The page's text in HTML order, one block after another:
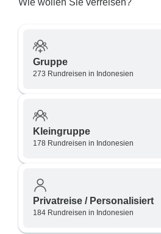
Wie wollen Sie verreisen?
Gruppe
273 Rundreisen in Indonesien
Kleingruppe
178 Rundreisen in Indonesien
Privatreise / Personalisiert
184 Rundreisen in Indonesien